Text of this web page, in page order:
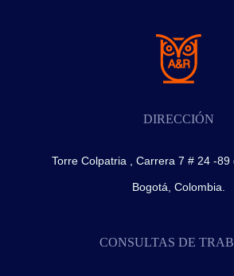
DIRECCIÓN
Torre Colpatria , Carrera 7 # 24 -89
Bogotá, Colombia.
CONSULTAS DE